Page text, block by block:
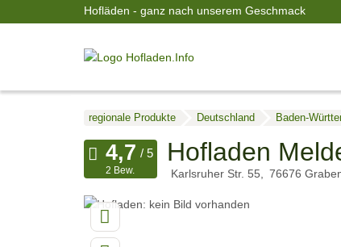
Hofläden - ganz nach unserem Geschmack
regionale Produkte Deutschland Baden-
Hofladen
Karlsruher Str. 55 76676
2 Bew.